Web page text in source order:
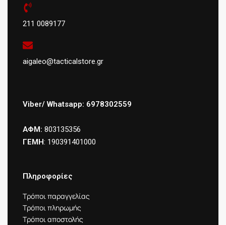
211 0089177
aigaleo@tacticalstore.gr
Viber/ Whatsapp: 6978302559
ΑΦΜ: 803135356
ΓΕΜΗ: 190391401000
Πληροφορίες
Τρόποι παραγγελίας
Τρόποι πληρωμής
Τρόποι αποστολής